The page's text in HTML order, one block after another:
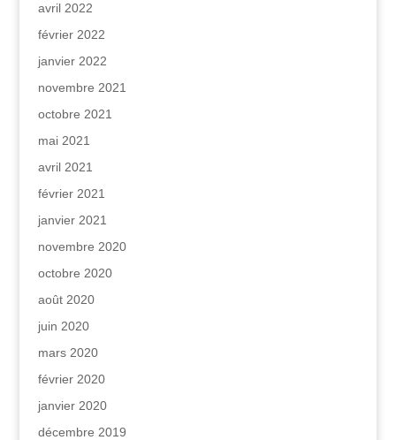
avril 2022
février 2022
janvier 2022
novembre 2021
octobre 2021
mai 2021
avril 2021
février 2021
janvier 2021
novembre 2020
octobre 2020
août 2020
juin 2020
mars 2020
février 2020
janvier 2020
décembre 2019